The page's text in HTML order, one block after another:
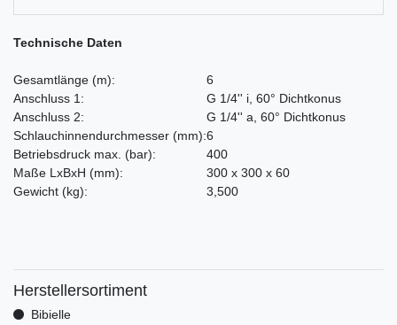
Technische Daten
Gesamtlänge (m):
6
Anschluss 1:
G 1/4'' i, 60° Dichtkonus
Anschluss 2:
G 1/4'' a, 60° Dichtkonus
Schlauchinnendurchmesser (mm):6
Betriebsdruck max. (bar):
400
Maße LxBxH (mm):
300 x 300 x 60
Gewicht (kg): 3,500
Herstellersortiment
Bibielle